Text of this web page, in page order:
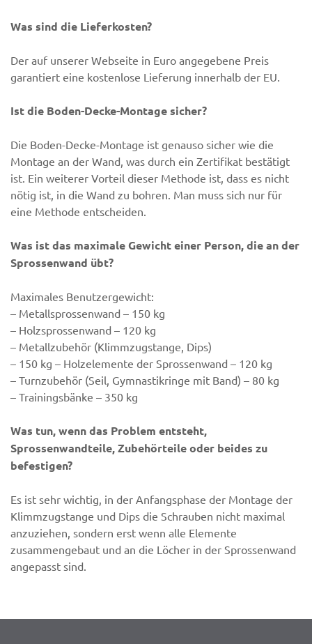
Was sind die Lieferkosten?
Der auf unserer Webseite in Euro angegebene Preis
garantiert eine kostenlose Lieferung innerhalb der EU.
Ist die Boden-Decke-Montage sicher?
Die Boden-Decke-Montage ist genauso sicher wie die
Montage an der Wand, was durch ein Zertifikat bestätigt
ist. Ein weiterer Vorteil dieser Methode ist, dass es nicht
nötig ist, in die Wand zu bohren. Man muss sich nur für
eine Methode entscheiden.
Was ist das maximale Gewicht einer Person, die an der
Sprossenwand übt?
Maximales Benutzergewicht:
– Metallsprossenwand – 150 kg
– Holzsprossenwand – 120 kg
– Metallzubehör (Klimmzugstange, Dips)
– 150 kg – Holzelemente der Sprossenwand – 120 kg
– Turnzubehör (Seil, Gymnastikringe mit Band) – 80 kg
– Trainingsbänke – 350 kg
Was tun, wenn das Problem entsteht,
Sprossenwandteile, Zubehörteile oder beides zu
befestigen?
Es ist sehr wichtig, in der Anfangsphase der Montage der
Klimmzugstange und Dips die Schrauben nicht maximal
anzuziehen, sondern erst wenn alle Elemente
zusammengebaut und an die Löcher in der Sprossenwand
angepasst sind.